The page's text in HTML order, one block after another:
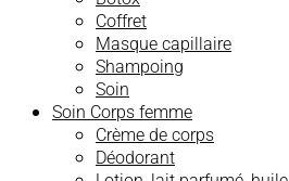
Coffret
Masque capillaire
Shampoing
Soin
Soin Corps femme
Crème de corps
Déodorant